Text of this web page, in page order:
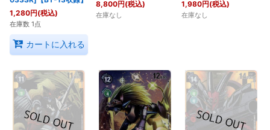
1,280円(税込)
在庫数 1点
カートに入れる
8,800円(税込)
在庫なし
1,980円(税込)
在庫なし